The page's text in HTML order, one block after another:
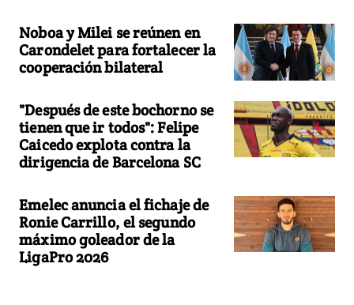
Noboa y Milei se reúnen en
Carondelet para fortalecer la
cooperación bilateral
"Después de este bochorno se
tienen que ir todos": Felipe
Caicedo explota contra la
dirigencia de Barcelona SC
Emelec anuncia el fichaje de
Ronie Carrillo, el segundo
máximo goleador de la
LigaPro 2026